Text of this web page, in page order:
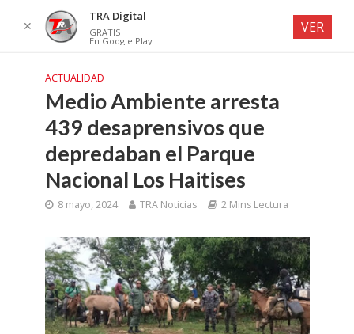
ACTUALIDAD
Medio Ambiente arresta
439 desaprensivos que
depredaban el Parque
Nacional Los Haitises
8 mayo, 2024 TRA Noticias 2 Mins Lectura
✕
TRA Digital
GRATIS
En Google Play
VER